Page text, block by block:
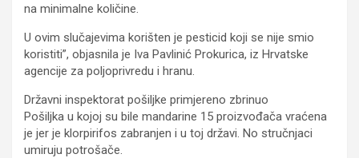
na minimalne količine.
U ovim slučajevima korišten je pesticid koji se nije smio
koristiti”, objasnila je Iva Pavlinić Prokurica, iz Hrvatske
agencije za poljoprivredu i hranu.
Državni inspektorat pošiljke primjereno zbrinuo
Pošiljka u kojoj su bile mandarine 15 proizvođača vraćena
je jer je klorpirifos zabranjen i u toj državi. No stručnjaci
umiruju potrošače.